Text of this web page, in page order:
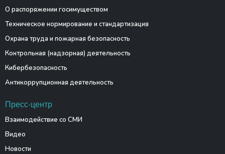
О распоряжении госимуществом
Техническое нормирование и стандартизация
Охрана труда и пожарная безопасность
Контрольная (надзорная) деятельность
Кибербезопасность
Антикоррупционная деятельность
Пресс-центр
Взаимодействие со СМИ
Видео
Новости